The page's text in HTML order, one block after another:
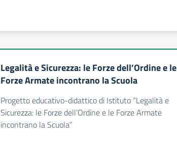
Legalità e Sicurezza: le Forze dell’Ordine e le
Forze Armate incontrano la Scuola
Progetto educativo-didattico di Istituto “Legalità e
Sicurezza: le Forze dell’Ordine e le Forze Armate
incontrano la Scuola”